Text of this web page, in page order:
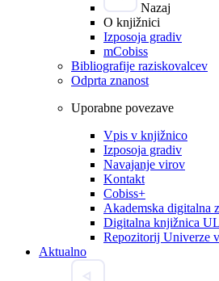
Nazaj
O knjižnici
Izposoja gradiv
mCobiss
Bibliografije raziskovalcev
Odprta znanost
Uporabne povezave
Vpis v knjižnico
Izposoja gradiv
Navajanje virov
Kontakt
Cobiss+
Akademska digitalna
Digitalna knjižnica UL
Repozitorij Univerze
Aktualno